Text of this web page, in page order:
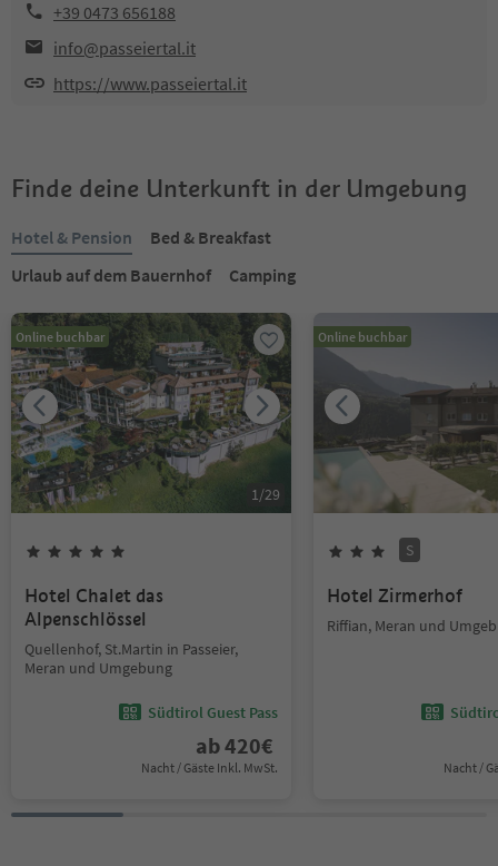
+39 0473 656188
info@passeiertal.it
https://www.passeiertal.it
Finde deine Unterkunft in der Umgebung
Hotel & Pension
Bed & Breakfast
Urlaub auf dem Bauernhof
Camping
Online buchbar
1/29
Hotel Chalet das
Alpenschlössel
Quellenhof, St.Martin in Passeier,
Meran und Umgebung
Südtirol Guest Pass
ab420€
Nacht / Gäste Inkl. MwSt.
Online buchbar
S
Hotel Zirmerhof
Riffian, Meran und
Nacht /